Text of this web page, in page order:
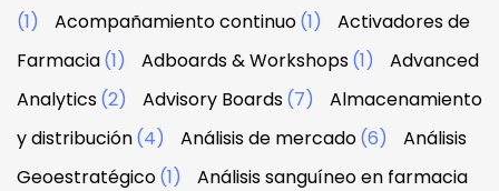
(1) Acompañamiento continuo(1)
Activadores de
Farmacia(1) Adboards & Workshops(1)
Advanced
Analytics(2) Advisory Boards(7)
Almacenamiento
y distribución(4) Análisis de mercado(6)
Análisis
Geoestratégico(1)
Análisis sanguíneo en farmacia